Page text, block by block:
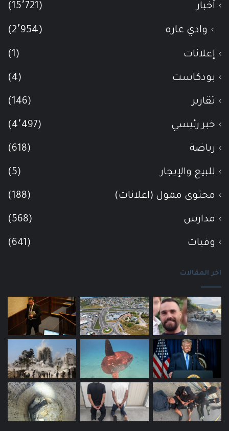
أخبار (15٬721)
وادي عاره (2٬954)
إعلانات (1)
بودكاست (4)
تقارير (146)
خبر رئيسي (4٬497)
رياضة (618)
للبيع والإيجار (5)
محتوى ممول (اعلانات) (188)
مدارس (568)
وفيات (641)
اخر المقالات